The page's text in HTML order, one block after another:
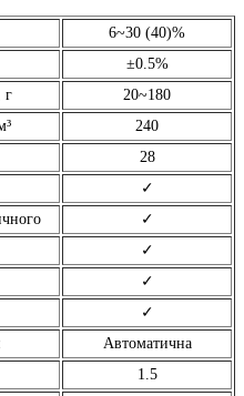
6~30 (40)%
±0.5%
г
20~180
240
28
✓
✓
✓
✓
✓
Автоматична
1.5